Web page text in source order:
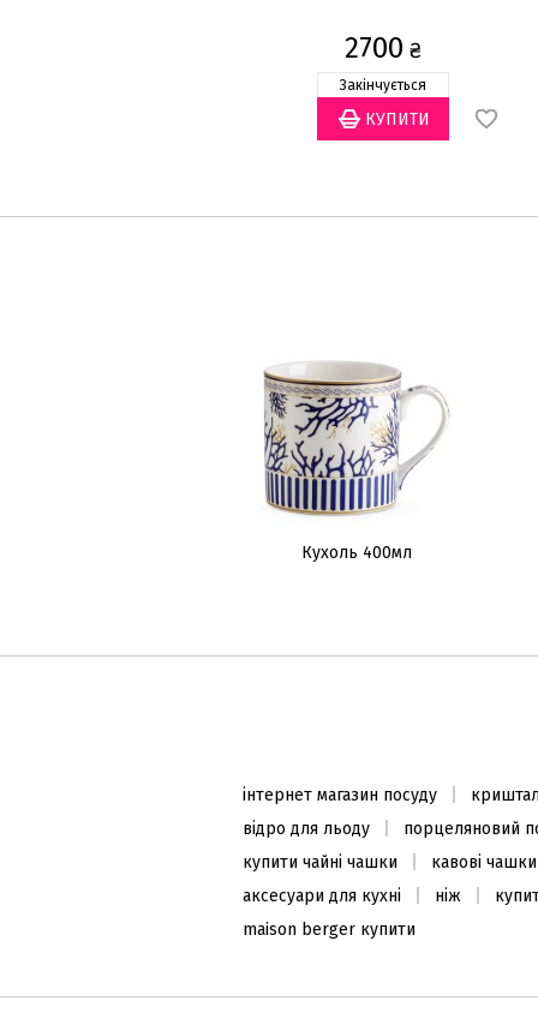
2700 ₴
Закінчується
Кухоль 400мл
інтернет магазин посуду
відро для льоду
порцеляновий
купити чайні чашки
кавові чашки
аксесуари для кухні
ніж
maison berger купити